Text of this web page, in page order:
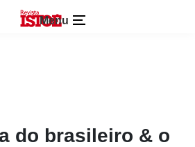
Menu
do brasileiro & o